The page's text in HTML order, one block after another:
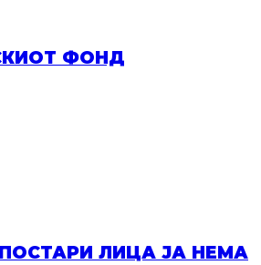
ФОНД
ЛИЦА ЈА НЕМА